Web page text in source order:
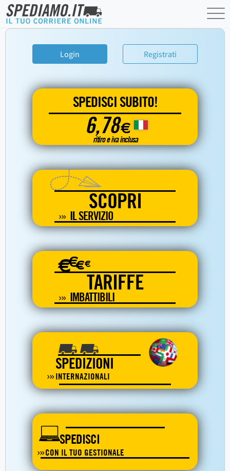
Login Registrati
SPEDISCI SUBITO!
6,78€
ritiro e iva inclusa
SCOPRI
IL SERVIZIO
€€€€
TARIFFE
IMBATTIBILI
SPEDIZIONI
INTERNAZIONALI
SPEDISCI
CON IL TUO GESTIONALE